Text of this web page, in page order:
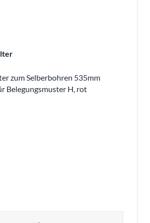
zum Selberbohren 535mm
Belegungsmuster H, rot